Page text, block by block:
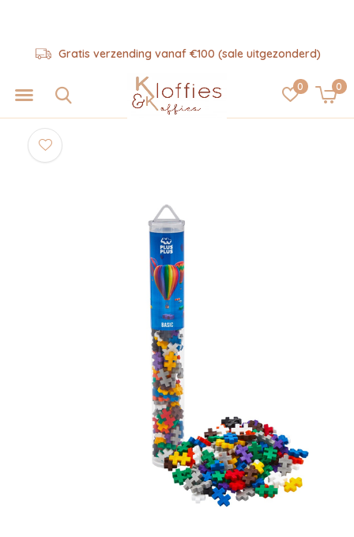
0 0
Gratis verzending vanaf €100 (sale uitgezonderd)